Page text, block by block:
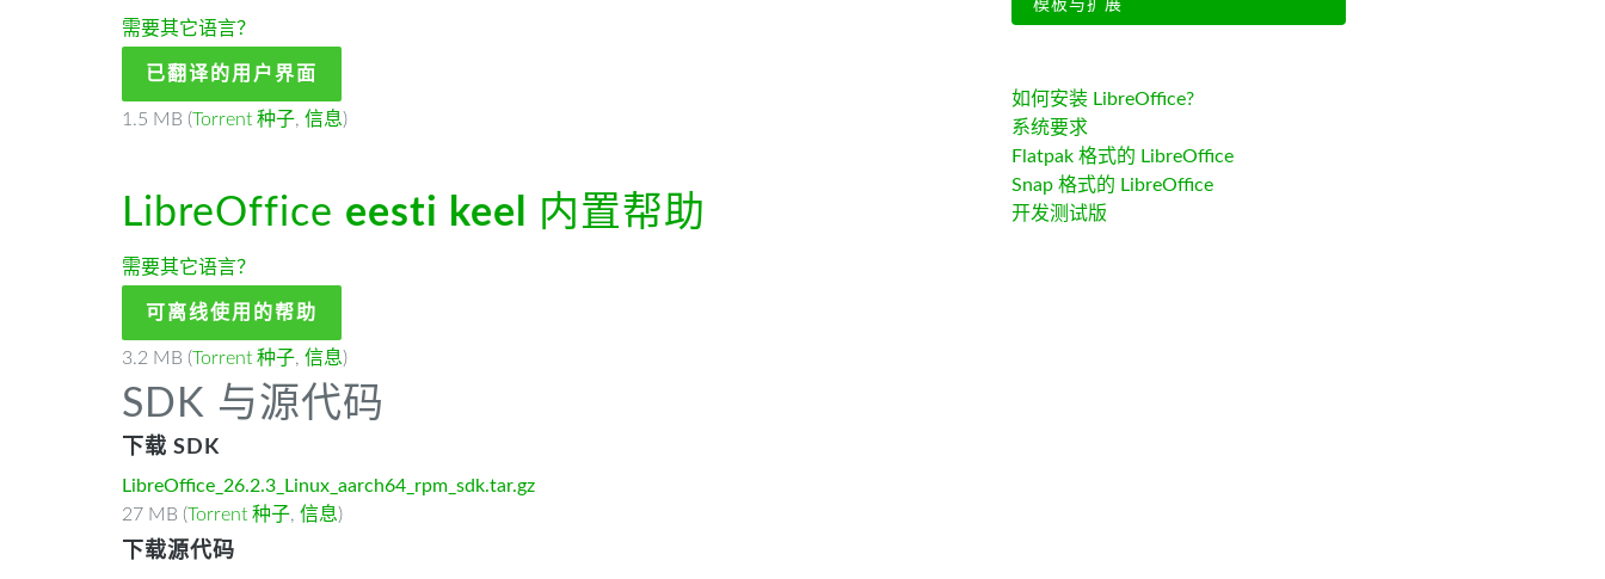
需要其它语言？
已翻译的用户界面
1.5 MB (Torrent 种子, 信息)
LibreOffice eesti keel 内置帮助
需要其它语言？
可离线使用的帮助
3.2 MB (Torrent 种子, 信息)
SDK 与源代码
下载 SDK
LibreOffice_26.2.3_Linux_aarch64_rpm_sdk.tar.gz
27 MB (Torrent 种子, 信息)
下载源代码
模板与扩展
如何安装 LibreOffice?
系统要求
Flatpak 格式的 LibreOffice
Snap 格式的 LibreOffice
开发测试版